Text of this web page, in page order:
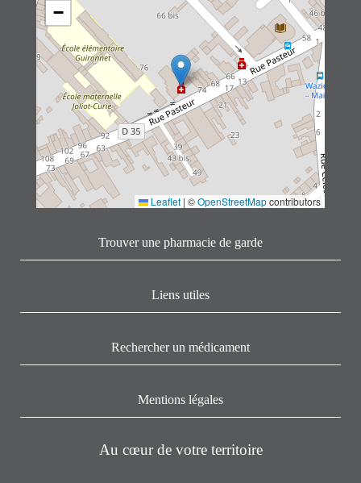
−
Leaflet | ©OpenStreetMapcontributors
Trouver une pharmacie de garde
Liens utiles
Rechercher un médicament
Mentions légales
Au cœur de votre territoire